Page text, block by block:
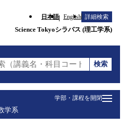
日本語 English 詳細検索
Science Tokyoシラバス (理工学系)
（講義名・科目コード・担当教員
検索
学部・課程を開閉
学系